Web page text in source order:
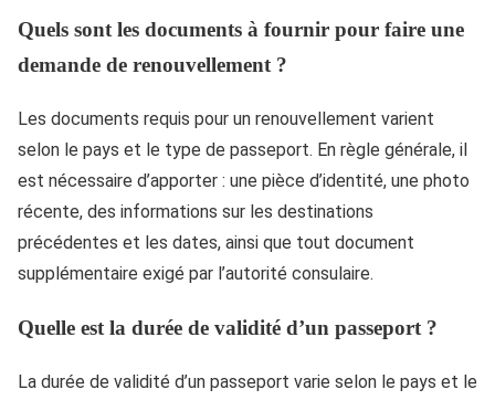
Quels sont les documents à fournir pour faire une
demande de renouvellement ?
Les documents requis pour un renouvellement varient
selon le pays et le type de passeport. En règle générale, il
est nécessaire d’apporter : une pièce d’identité, une photo
récente, des informations sur les destinations
précédentes et les dates, ainsi que tout document
supplémentaire exigé par l’autorité consulaire.
Quelle est la durée de validité d’un passeport ?
La durée de validité d’un passeport varie selon le pays et le